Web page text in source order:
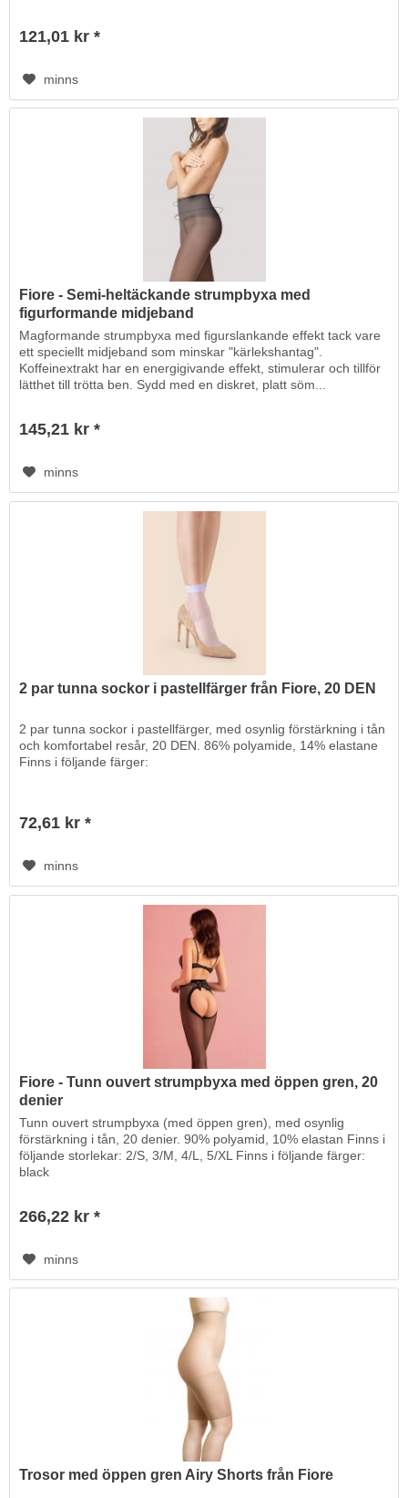
121,01 kr *
minns
Fiore - Semi-heltäckande strumpbyxa med
figurformande midjeband
Magformande strumpbyxa med figurslankande effekt tack vare
ett speciellt midjeband som minskar "kärlekshantag".
Koffeinextrakt har en energigivande effekt, stimulerar och tillför
lätthet till trötta ben. Sydd med en diskret, platt söm...
145,21 kr *
minns
2 par tunna sockor i pastellfärger från Fiore, 20 DEN
2 par tunna sockor i pastellfärger, med osynlig förstärkning i tån
och komfortabel resår, 20 DEN. 86% polyamide, 14% elastane
Finns i följande färger:
72,61 kr *
minns
Fiore - Tunn ouvert strumpbyxa med öppen gren, 20
denier
Tunn ouvert strumpbyxa (med öppen gren), med osynlig
förstärkning i tån, 20 denier. 90% polyamid, 10% elastan Finns i
följande storlekar: 2/S, 3/M, 4/L, 5/XL Finns i följande färger:
black
266,22 kr *
minns
Trosor med öppen gren Airy Shorts från Fiore